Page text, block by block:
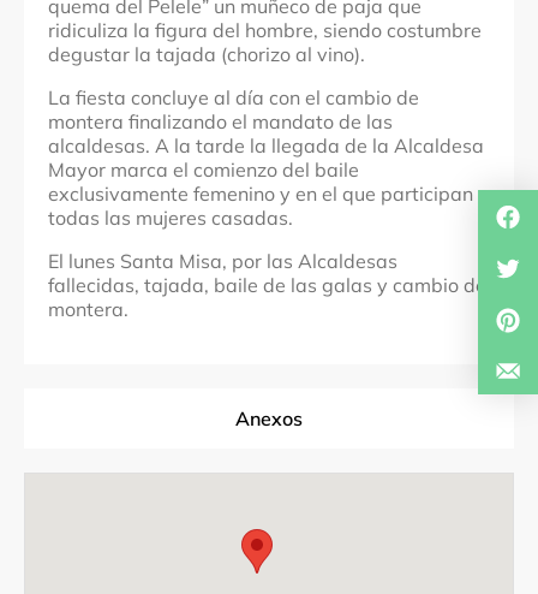
quema del Pelele” un muñeco de paja que
ridiculiza la figura del hombre, siendo costumbre
degustar la tajada (chorizo al vino).
La fiesta concluye al día con el cambio de
montera finalizando el mandato de las
alcaldesas. A la tarde la llegada de la Alcaldesa
Mayor marca el comienzo del baile
exclusivamente femenino y en el que participan
todas las mujeres casadas.
El lunes Santa Misa, por las Alcaldesas
fallecidas, tajada, baile de las galas y cambio de
montera.
Anexos
Fuentes Documentales